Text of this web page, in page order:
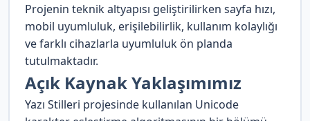
Projenin teknik altyapısı geliştirilirken sayfa hızı,
mobil uyumluluk, erişilebilirlik, kullanım kolaylığı
ve farklı cihazlarla uyumluluk ön planda
tutulmaktadır.
Açık Kaynak Yaklaşımımız
Yazı Stilleri projesinde kullanılan Unicode